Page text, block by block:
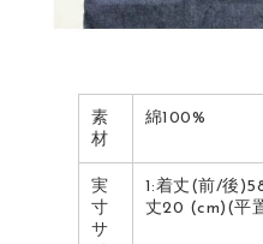
素
材
綿100%
実
寸
サ
1:着丈(前/後
丈20 (cm)(平